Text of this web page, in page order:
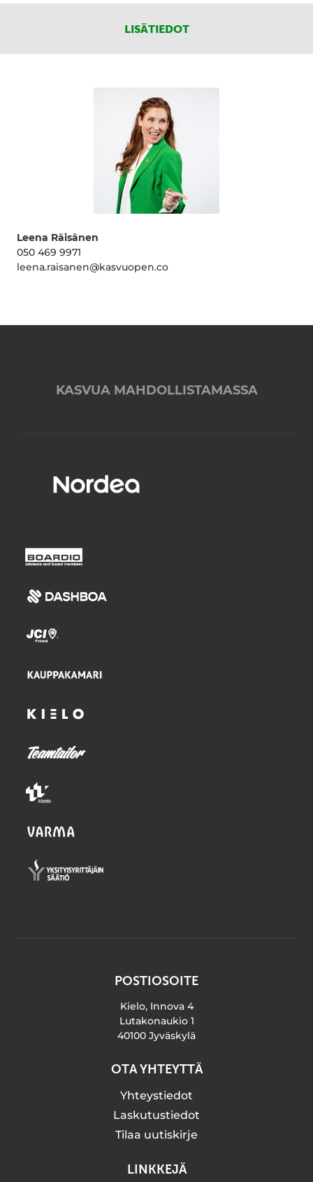
LISÄTIEDOT
Leena Räisänen
050 469 9971
leena.raisanen@kasvuopen.co
KASVUA MAHDOLLISTAMASSA
POSTIOSOITE
Kielo, Innova 4
Lutakonaukio 1
40100 Jyväskylä
OTA YHTEYTTÄ
Yhteystiedot
Laskutustiedot
Tilaa uutiskirje
LINKKEJÄ